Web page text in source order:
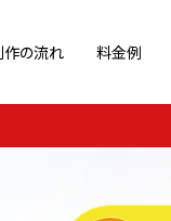
の流れ 料金例